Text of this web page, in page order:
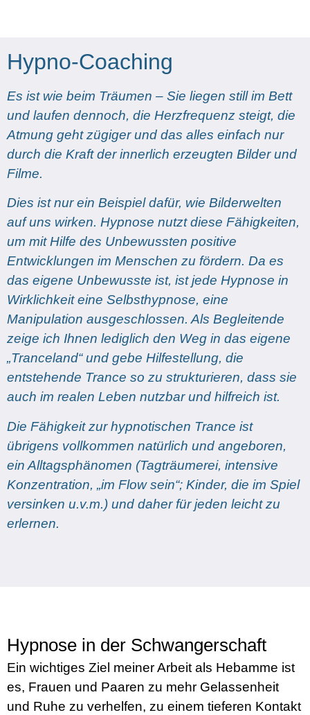
Hypno-Coaching
Es ist wie beim Träumen – Sie liegen still im Bett
und laufen dennoch, die Herzfrequenz steigt, die
Atmung geht zügiger und das alles einfach nur
durch die Kraft der innerlich erzeugten Bilder und
Filme.
Dies ist nur ein Beispiel dafür, wie Bilderwelten
auf uns wirken. Hypnose nutzt diese Fähigkeiten,
um mit Hilfe des Unbewussten positive
Entwicklungen im Menschen zu fördern. Da es
das eigene Unbewusste ist, ist jede Hypnose in
Wirklichkeit eine Selbsthypnose, eine
Manipulation ausgeschlossen. Als Begleitende
zeige ich Ihnen lediglich den Weg in das eigene
„Tranceland“ und gebe Hilfestellung, die
entstehende Trance so zu strukturieren, dass sie
auch im realen Leben nutzbar und hilfreich ist.
Die Fähigkeit zur hypnotischen Trance ist
übrigens vollkommen natürlich und angeboren,
ein Alltagsphänomen (Tagträumerei, intensive
Konzentration, „im Flow sein“; Kinder, die im Spiel
versinken u.v.m.) und daher für jeden leicht zu
erlernen.
Hypnose in der Schwangerschaft
Ein wichtiges Ziel meiner Arbeit als Hebamme ist
es, Frauen und Paaren zu mehr Gelassenheit
und Ruhe zu verhelfen, zu einem tieferen Kontakt